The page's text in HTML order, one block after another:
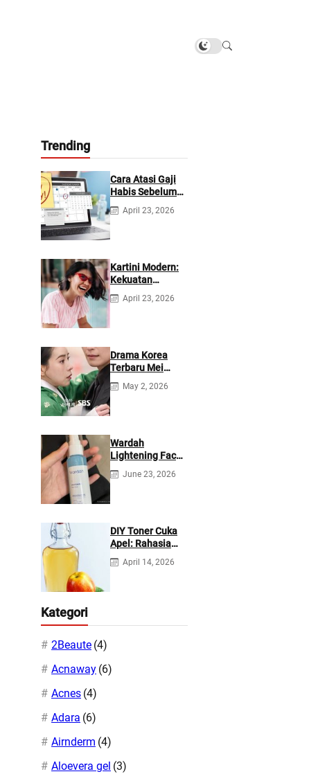
Trending
Cara Atasi Gaji
Habis Sebelum
Gajian
Berikutnya
April 23, 2026
Kartini Modern:
Kekuatan
Berevolusi &
Rawat Diri
April 23, 2026
Drama Korea
Terbaru Mei
2026: Mana yang
Tayang di
May 2, 2026
Wardah
Lightening Face
Mist: Cek
Ingredients &
June 23, 2026
DIY Toner Cuka
Apel: Rahasia
Jerawat Kempes
dalam 2 Hari!
April 14, 2026
Kategori
2Beaute (4)
Acnaway (6)
Acnes (4)
Adara (6)
Airnderm (4)
Aloevera gel (3)